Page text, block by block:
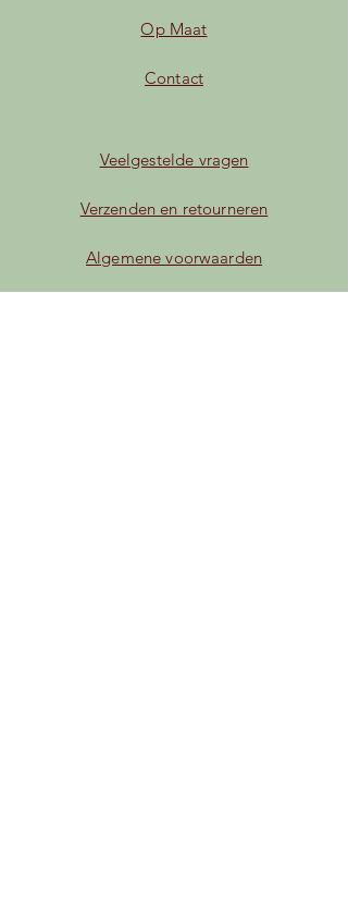
Op Maat
Contact
Veelgestelde vragen
Verzenden en retourneren
Algemene voorwaarden